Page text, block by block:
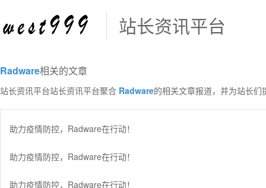
站长资讯平台
Radware相关的文章
站长资讯平台站长资讯平台聚合 Radware的相关文章报道，并为站长们
助力疫情防控，Radware在行动！
助力疫情防控，Radware在行动！
助力疫情防控，Radware在行动！